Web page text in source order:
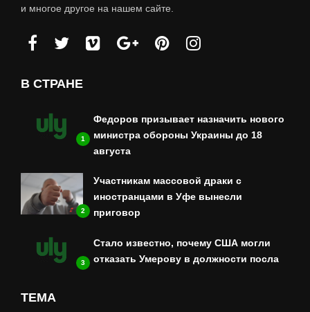
и многое другое на нашем сайте.
В СТРАНЕ
1
Федоров призывает назначить нового
министра обороны Украины до 18
августа
2
Участникам массовой драки с
иностранцами в Уфе вынесли
приговор
3
Стало известно, почему США могли
отказать Умерову в должности посла
ТЕМА